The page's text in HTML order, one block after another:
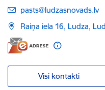
E-pasts:
pasts@ludzasnovads.lv
Raiņa iela 16, Ludza,
Visi kontakti